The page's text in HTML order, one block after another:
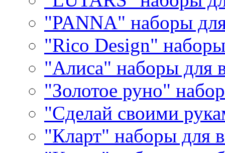
"PANNA" наборы
"Rico Design"
"Алиса" наборы для
"Золотое руно"
"Сделай своими
"Кларт" наборы для